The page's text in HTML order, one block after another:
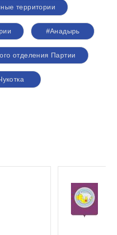
территории
#Анадырь
отделения Партии